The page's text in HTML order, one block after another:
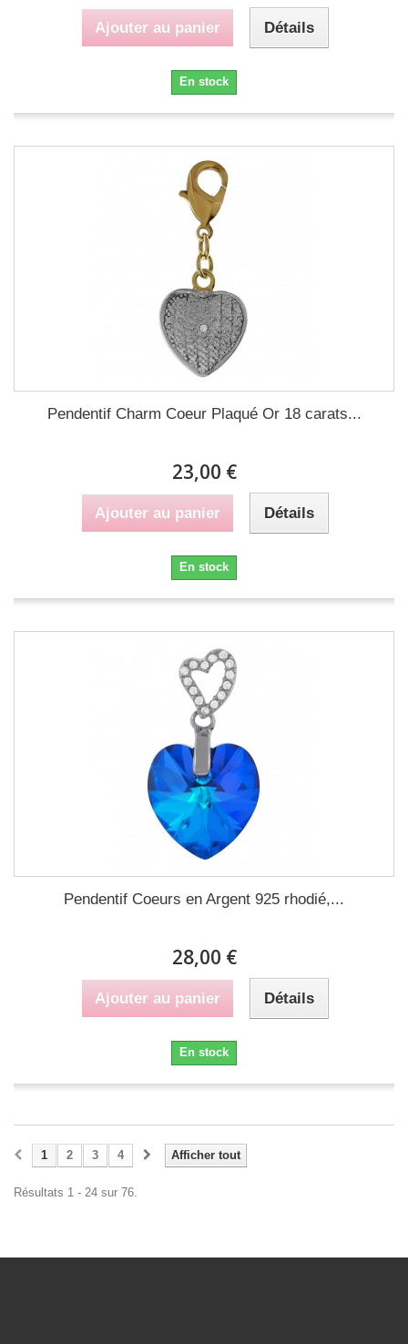
Ajouter au panier Détails
En stock
Pendentif Charm Coeur Plaqué Or 18 carats...
23,00 €
Ajouter au panier Détails
En stock
Pendentif Coeurs en Argent 925 rhodié,...
28,00 €
Ajouter au panier Détails
En stock
Afficher tout
1 2 3 4
Résultats 1 - 24 sur 76.